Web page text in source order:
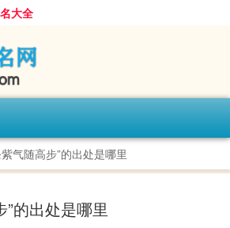
大全
气随高步”的出处是哪里
”的出处是哪里